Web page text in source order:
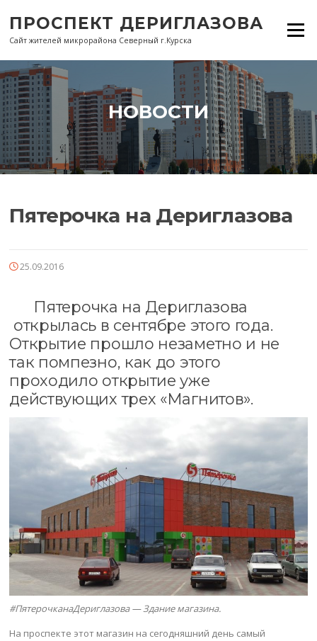
содержанию
ПРОСПЕКТ ДЕРИГЛАЗОВА
Сайт жителей микрорайона Северный г.Курска
Меню
НОВОСТИ
Пятерочка на Дериглазова
25.09.2016
Пятерочка на Дериглазова
открылась в сентябре этого года.
Открытие прошло незаметно и не
так помпезно, как до этого
проходило открытие уже
действующих трех «Магнитов».
#ПятерочканаДериглазова — Здание магазина.
На проспекте этот магазин на сегодняшний день самый